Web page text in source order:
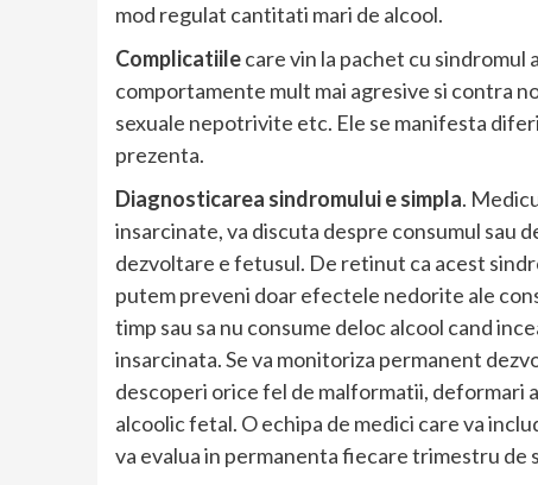
mod regulat cantitati mari de alcool.
Complicatiilecare vin la pachet cu
comportamente mult mai agresive si contra
sexuale nepotrivite etc. Ele se manifesta
prezenta.
Diagnosticarea sindromului e simpla.
insarcinate, va discuta despre consumul sau
dezvoltare e fetusul. De retinut ca acest
putem preveni doar efectele nedorite ale
timp sau sa nu consume deloc alcool cand
insarcinata. Se va monitoriza permanent
descoperi orice fel de malformatii, deformari
alcoolic fetal. O echipa de medici care va
va evalua in permanenta fiecare trimestru de